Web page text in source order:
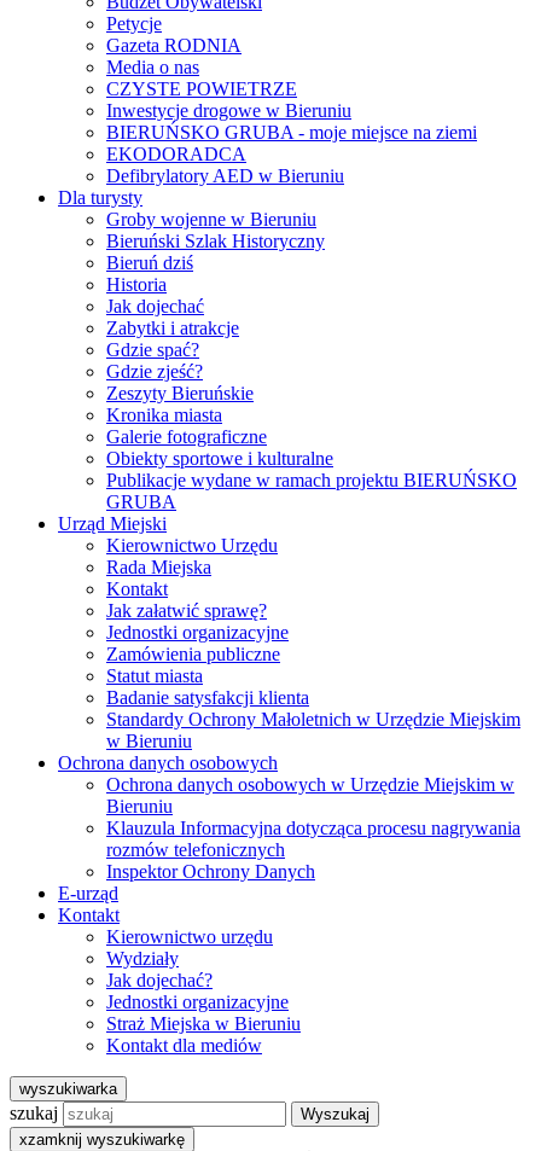
Petycje
Gazeta RODNIA
Media o nas
CZYSTE POWIETRZE
Inwestycje drogowe w Bieruniu
BIERUŃSKO GRUBA - moje miejsce na ziemi
EKODORADCA
Defibrylatory AED w Bieruniu
Dla turysty
Groby wojenne w Bieruniu
Bieruński Szlak Historyczny
Bieruń dziś
Historia
Jak dojechać
Zabytki i atrakcje
Gdzie spać?
Gdzie zjeść?
Zeszyty Bieruńskie
Kronika miasta
Galerie fotograficzne
Obiekty sportowe i kulturalne
Publikacje wydane w ramach projektu BIERUŃSKO
GRUBA
Urząd Miejski
Kierownictwo Urzędu
Rada Miejska
Kontakt
Jak załatwić sprawę?
Jednostki organizacyjne
Zamówienia publiczne
Statut miasta
Badanie satysfakcji klienta
Standardy Ochrony Małoletnich w Urzędzie Miejskim
w Bieruniu
Ochrona danych osobowych
Ochrona danych osobowych w Urzędzie Miejskim w
Bieruniu
Klauzula Informacyjna dotycząca procesu nagrywania
rozmów telefonicznych
Inspektor Ochrony Danych
E-urząd
Kontakt
Kierownictwo urzędu
Wydziały
Jak dojechać?
Jednostki organizacyjne
Straż Miejska w Bieruniu
Kontakt dla mediów
wyszukiwarka
szukaj
Wyszukaj
xzamknij wyszukiwarkę